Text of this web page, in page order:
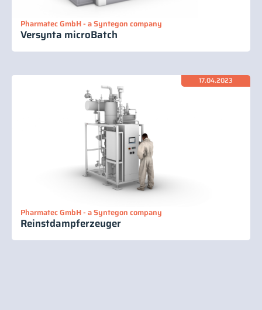
Pharmatec GmbH - a Syntegon company
Versynta microBatch
17.04.2023
Pharmatec GmbH - a Syntegon company
Reinstdampferzeuger